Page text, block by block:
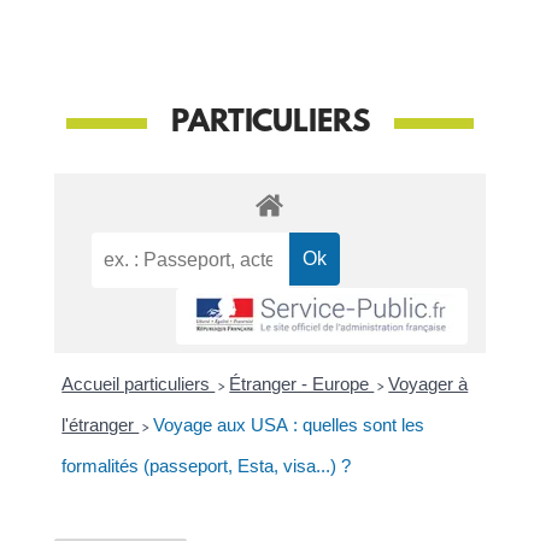
PARTICULIERS
Accueil particuliers > Étranger - Europe > Voyager à
l'étranger > Voyage aux USA : quelles sont les
formalités (passeport, Esta, visa...) ?